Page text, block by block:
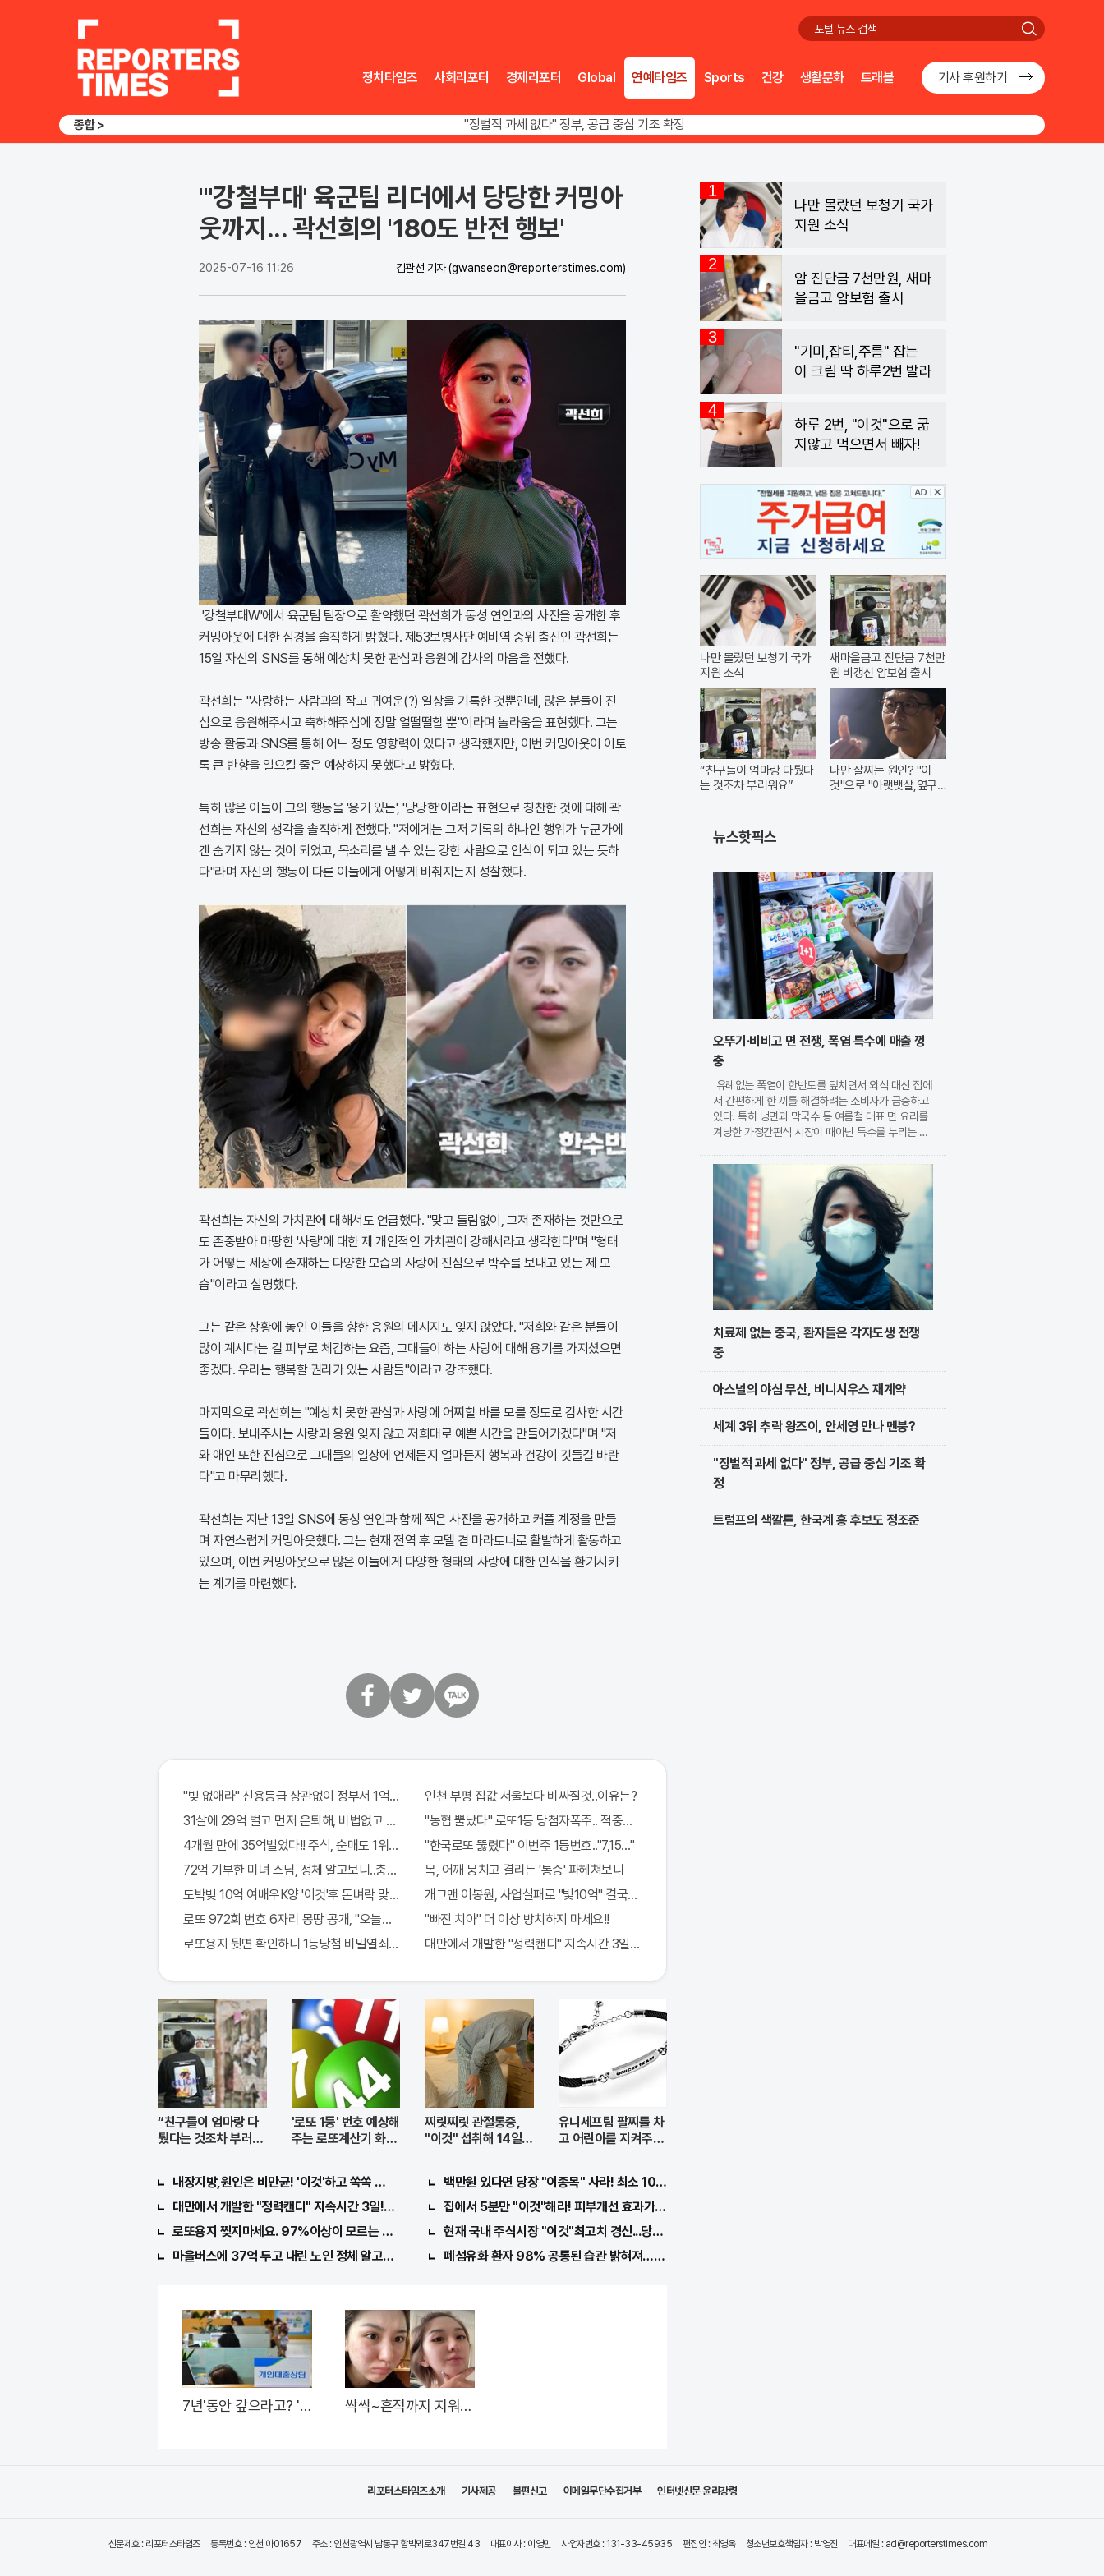
검
정치타임즈
사회리포터 경제리포터 Global 연예타임즈 Sports 건강 생활문화 트래블 기사 후원하기
종합 >
"징벌적 과세 없다" 정부, 공급 중심 기조 확정
폭염·가뭄 이중고, 이 대통령 "취약계층 끝까지 보호"
"'강철부대' 육군팀 리더에서 당당한 커밍아
웃까지... 곽선희의 '180도 반전 행보'
2025-07-16 11:26 김관선 기자 (gwanseon@reporterstimes.com)
'강철부대W'에서 육군팀 팀장으로 활약했던 곽선희가 동성 연인과의 사진을 공개한 후
커밍아웃에 대한 심경을 솔직하게 밝혔다. 제53보병사단 예비역 중위 출신인 곽선희는
15일 자신의 SNS를 통해 예상치 못한 관심과 응원에 감사의 마음을 전했다.
곽선희는 "사랑하는 사람과의 작고 귀여운(?) 일상을 기록한 것뿐인데, 많은 분들이 진
심으로 응원해주시고 축하해주심에 정말 얼떨떨할 뿐"이라며 놀라움을 표현했다. 그는
방송 활동과 SNS를 통해 어느 정도 영향력이 있다고 생각했지만, 이번 커밍아웃이 이토
록 큰 반향을 일으킬 줄은 예상하지 못했다고 밝혔다.
특히 많은 이들이 그의 행동을 '용기 있는', '당당한'이라는 표현으로 칭찬한 것에 대해 곽
선희는 자신의 생각을 솔직하게 전했다. "저에게는 그저 기록의 하나인 행위가 누군가에
겐 숨기지 않는 것이 되었고, 목소리를 낼 수 있는 강한 사람으로 인식이 되고 있는 듯하
다"라며 자신의 행동이 다른 이들에게 어떻게 비춰지는지 성찰했다.
곽선희는 자신의 가치관에 대해서도 언급했다. "맞고 틀림없이, 그저 존재하는 것만으로
도 존중받아 마땅한 '사랑'에 대한 제 개인적인 가치관이 강해서라고 생각한다"며 "형태
가 어떻든 세상에 존재하는 다양한 모습의 사랑에 진심으로 박수를 보내고 있는 제 모
습"이라고 설명했다.
그는 같은 상황에 놓인 이들을 향한 응원의 메시지도 잊지 않았다. "저희와 같은 분들이
많이 계시다는 걸 피부로 체감하는 요즘, 그대들이 하는 사랑에 대해 용기를 가지셨으면
좋겠다. 우리는 행복할 권리가 있는 사람들"이라고 강조했다.
마지막으로 곽선희는 "예상치 못한 관심과 사랑에 어찌할 바를 모를 정도로 감사한 시간
들이다. 보내주시는 사랑과 응원 잊지 않고 저희대로 예쁜 시간을 만들어가겠다"며 "저
와 애인 또한 진심으로 그대들의 일상에 언제든지 얼마든지 행복과 건강이 깃들길 바란
다"고 마무리했다.
곽선희는 지난 13일 SNS에 동성 연인과 함께 찍은 사진을 공개하고 커플 계정을 만들
며 자연스럽게 커밍아웃했다. 그는 현재 전역 후 모델 겸 마라토너로 활발하게 활동하고
있으며, 이번 커밍아웃으로 많은 이들에게 다양한 형태의 사랑에 대한 인식을 환기시키
는 계기를 마련했다.
북
톡
"빚 없애라" 신용등급 상관없이 정부서 1억지원!
31살에 29억 벌고 먼저 은퇴해, 비법없고 규칙만 지켰다!
4개월 만에 35억벌었다!! 주식, 순매도 1위종목..."충격"
72억 기부한 미녀 스님, 정체 알고보니..충격!
도박빚 10억 여배우K양 '이것'후 돈벼락 맞아..
로또 972회 번호 6자리 몽땅 공개, "오늘만" 무료니까 꼭 오늘 확인하세요.
로또용지 뒷면 확인하니 1등당첨 비밀열쇠 발견돼
인천 부평 집값 서울보다 비싸질것..이유는?
"농협 뿔났다" 로또1등 당첨자폭주.. 적중률87%
"한국로또 뚫렸다" 이번주 1등번호.."7,15…"
목, 어깨 뭉치고 결리는 '통증' 파헤쳐보니
개그맨 이봉원, 사업실패로 "빛10억" 결국…
"빠진 치아" 더 이상 방치하지 마세요!!
대만에서 개발한 "정력캔디" 지속시간 3일! 충격!
“친구들이 엄마랑 다
퉜다는 것조차 부러워
'로또 1등' 번호 예상해
주는 로또계산기 화
찌릿찌릿 관절통증,
"이것" 섭취해 14일만
유니세프팀 팔찌를 차
고 어린이를 지켜주세
내장지방,원인은 비만균! '이것'하고 쏙쏙 빠져…
대만에서 개발한 "정력캔디" 지속시간 3일!! 충격!!
로또용지 찢지마세요. 97%이상이 모르는 비밀! "뒷면 비추면 번호 보인다!?"
마을버스에 37억 두고 내린 노인 정체 알고보니..!
백만원 있다면 당장 "이종목" 사라! 최소 1000배 이상 증가...충격!!
집에서 5분만 "이것"해라! 피부개선 효과가 바로 나타난다!!
현재 국내 주식시장 "이것"최고치 경신...당장 매수해라!!
폐섬유화 환자 98% 공통된 습관 밝혀져…충격
7년'동안 갚으라고? '초
싹싹~흔적까지 지워주
1
나만 몰랐던 보청기 국가
지원 소식
2
암 진단금 7천만원, 새마
을금고 암보험 출시
3
"기미,잡티,주름" 잡는
이 크림 딱 하루2번 발라
4
하루 2번, "이것"으로 굶
지않고 먹으면서 빼자!
나만 몰랐던 보청기 국가
지원 소식
새마을금고 진단금 7천만
원 비갱신 암보험 출시
“친구들이 엄마랑 다퉜다
는 것조차 부러워요”
나만 살찌는 원인? "이
것"으로 "아랫뱃살,옆구
뉴스핫픽스
오뚜기·비비고 면 전쟁, 폭염 특수에 매출 껑
충
유례없는 폭염이 한반도를 덮치면서 외식 대신 집에
서 간편하게 한 끼를 해결하려는 소비자가 급증하고
있다. 특히 냉면과 막국수 등 여름철 대표 면 요리를
겨냥한 가정간편식 시장이 때아닌 특수를 누리는 모
현한 고품질 제품을 앞세워 시장 점유율 확대에 박차
를 가하고
치료제 없는 중국, 환자들은 각자도생 전쟁
중
아스널의 야심 무산, 비니시우스 재계약
세계 3위 추락 왕즈이, 안세영 만나 멘붕?
"징벌적 과세 없다" 정부, 공급 중심 기조 확
정
트럼프의 색깔론, 한국계 홍 후보도 정조준
리포터스타임즈소개 기사제공 불편신고 이메일무단수집거부 인터넷신문 윤리강령
신문제호 : 리포터스타임즈 등록번호 : 인천 아01657 주소 : 인천광역시 남동구 함박뫼로347번길 43 대표이사 : 이영민 사업자번호 : 131-33-45935 편집인 : 최영옥 청소년보호책임자 : 박영진 대표메일 : ad@reporterstimes.com